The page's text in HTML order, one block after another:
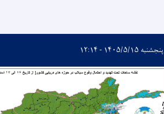
پنجشنبه ۱۴۰۵/۵/۱۵ - ۱۲:۱۴